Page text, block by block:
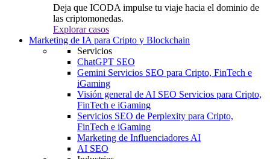
Deja que ICODA impulse tu viaje hacia el dominio de
las criptomonedas.
Explorar casos
Marketing de IA para Cripto y Blockchain
Servicios
ChatGPT SEO
Gemini Servicios SEO para Cripto, FinTech e
iGaming
Visión general de AI SEO Servicios para Cripto,
FinTech e iGaming
Servicios SEO de Perplexity para Cripto,
FinTech e iGaming
Marketing de Influenciadores AI
AI SEO